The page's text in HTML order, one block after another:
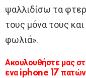
ψαλλιδίσω τα
τους μόνα τους
φωλιά».
Ακουλουθήστε μας
ενα iphone 17